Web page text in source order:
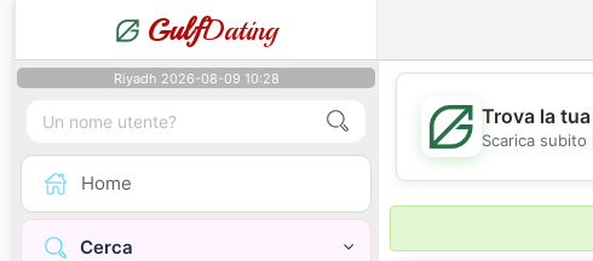
GulfDating
Riyadh 2026-08-09 10:28
Home
Cerca
💖
Trova la
Scarica